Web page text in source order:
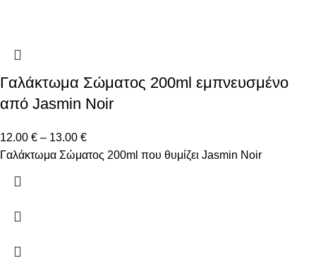
Γαλάκτωμα Σώματος 200ml εμπνευσμένο
από Jasmin Noir
12.00 € – 13.00 €
Γαλάκτωμα Σώματος 200ml που θυμίζει Jasmin Noir